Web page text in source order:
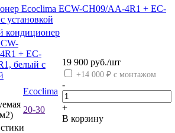
Ecoclima ECW-CH09/AA-4R1 + EC-
установкой
кондиционер
+ EC-
белый с
Ecoclima
20-30
19 900 руб./шт
+14 000 ₽ с монтажом
-
+
В корзину